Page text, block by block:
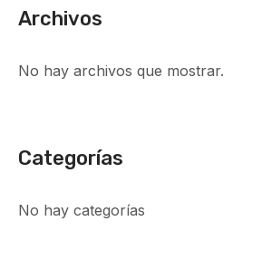
Archivos
No hay archivos que mostrar.
Categorías
No hay categorías